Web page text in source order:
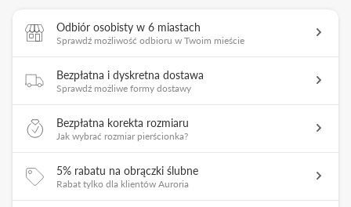
Odbiór osobisty w 6 miastach
Sprawdź możliwość odbioru w Twoim mieście
Bezpłatna i dyskretna dostawa
Sprawdź możliwe formy dostawy
Bezpłatna korekta rozmiaru
Jak wybrać rozmiar pierścionka?
5% rabatu na obrączki ślubne
Rabat tylko dla klientów Auroria